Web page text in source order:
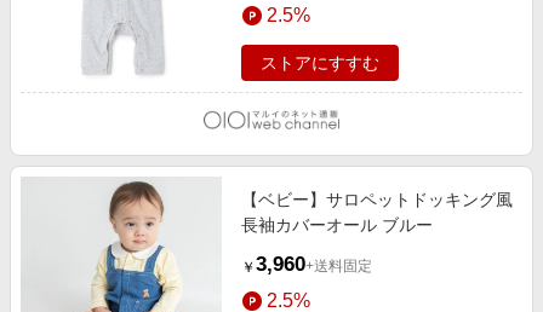
2.5%
ストアにすすむ
【ベビー】サロペットドッキング風
長袖カバーオール ブルー
￥ 3,960+送料固定
2.5%